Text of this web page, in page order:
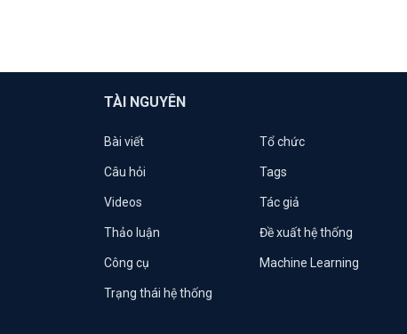
TÀI NGUYÊN
Bài viết Tổ chức
Câu hỏi Tags
Videos Tác giả
Thảo luận Đề xuất hệ thống
Công cụ Machine Learning
Trạng thái hệ thống